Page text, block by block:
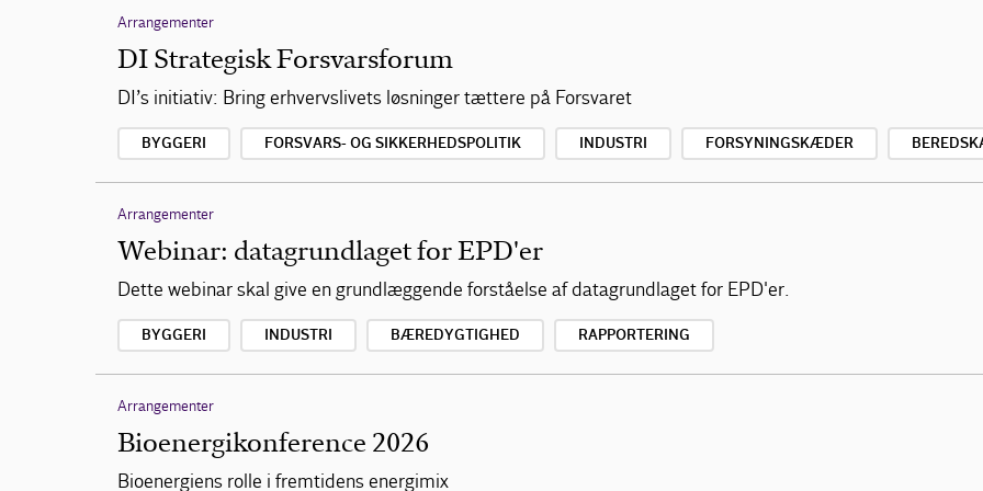
Arrangementer
DI Strategisk Forsvarsforum
DI’s initiativ: Bring erhvervslivets løsninger tættere på Forsvaret
BYGGERI FORSVARS- OG SIKKERHEDSPOLITIK INDUSTRI FORSYNINGSKÆDER
Arrangementer
Webinar: datagrundlaget for EPD'er
Dette webinar skal give en grundlæggende forståelse af datagrundlaget for EPD'er.
BYGGERI INDUSTRI BÆREDYGTIGHED RAPPORTERING
Arrangementer
Bioenergikonference 2026
Bioenergiens rolle i fremtidens energimix